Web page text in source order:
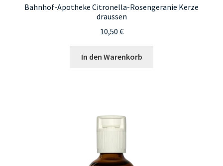
Bahnhof-Apotheke Citronella-Rosengeranie Kerze
draussen
10,50 €
In den Warenkorb